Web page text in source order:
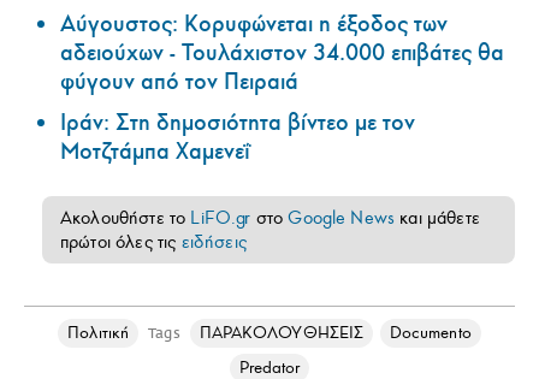
Αύγουστος: Κορυφώνεται η έξοδος των
αδειούχων - Τουλάχιστον 34.000 επιβάτες θα
φύγουν από τον Πειραιά
Ιράν: Στη δημοσιότητα βίντεο με τον
Μοτζτάμπα Χαμενεΐ
Ακολουθήστε το LiFO.gr στοGoogle News και μάθετε
πρώτοι όλες τις ειδήσεις
Πολιτική Tags ΠΑΡΑΚΟΛΟΥΘΗΣΕΙΣ
Documento
Predator